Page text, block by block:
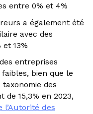
entre 0% et 4%
a également été
avec des
13%
entreprises
bien que le
des
15,3% en 2023,
l’Autorité des